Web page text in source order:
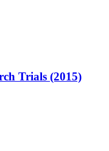
Trials (2015)